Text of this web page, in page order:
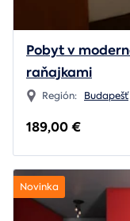
Pobyt v
raňajkami
Región: Budapešť
189,00 €
Novinka